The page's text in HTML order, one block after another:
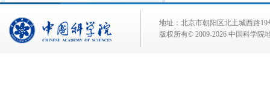
地址：北京市朝阳区北土城西路
版权所有© 2009-2026 中国科学院